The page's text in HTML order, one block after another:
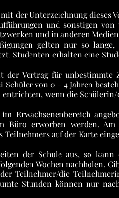
der Unterzeichnung dieses
und sonstigen von
und in anderen
gelten nur so
Studenten erhalten eine
der Vertrag für
Schüler von 0 – 4 Jahren
entrichten, wenn die
Erwachsenenbereich
Büro erworben werden.
Teilnehmers auf der Karte
der Schule aus, so
Wochen nachholen.
Teilnehmer/die
Stunden können nur